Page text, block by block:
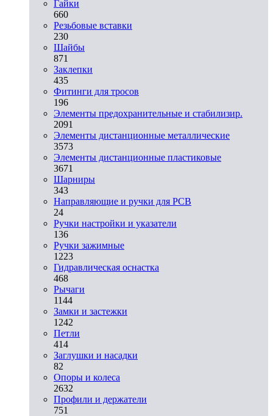
Гайки
660
Резьбовые вставки
230
Шайбы
871
Заклепки
435
Фитинги для тросов
196
Элементы предохранительные и стабилизир.
2091
Элементы дистанционные металлические
3573
Элементы дистанционные пластиковые
3671
Шарниры
343
Направляющие и ручки для PCB
24
Ручки настройки и указатели
136
Ручки зажимные
1223
Гидравлическая оснастка
468
Рычаги
1144
Замки и застежки
1242
Петли
414
Заглушки и насадки
82
Опоры и колеса
2632
Профили и держатели
751